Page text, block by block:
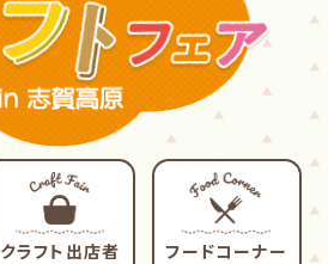
クラフト出店者 フードコーナー